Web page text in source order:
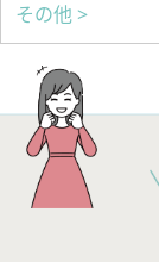
その他 >